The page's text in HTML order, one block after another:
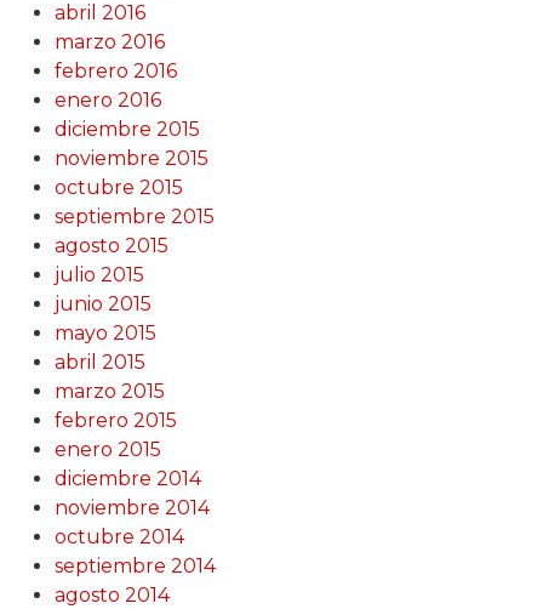
abril 2016
marzo 2016
febrero 2016
enero 2016
diciembre 2015
noviembre 2015
octubre 2015
septiembre 2015
agosto 2015
julio 2015
junio 2015
mayo 2015
abril 2015
marzo 2015
febrero 2015
enero 2015
diciembre 2014
noviembre 2014
octubre 2014
septiembre 2014
agosto 2014